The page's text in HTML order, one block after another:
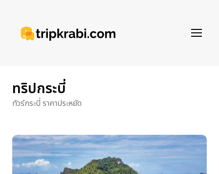
ทริปกระบี่
ทัวร์กระบี่ ราคาประหยัด